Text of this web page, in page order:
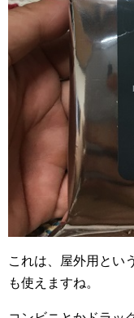
これは、屋外用とい
も使えますね。